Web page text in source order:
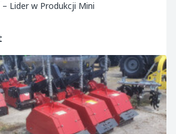
– Lider w Produkcji Mini